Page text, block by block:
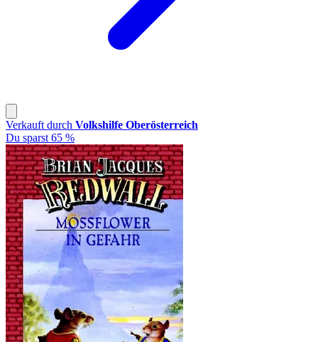
Verkauft durch Volkshilfe Oberösterreich
Du sparst 65 %